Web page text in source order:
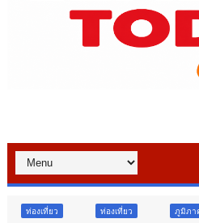
ท่องเที่ยว ภูมิภาค สังคม